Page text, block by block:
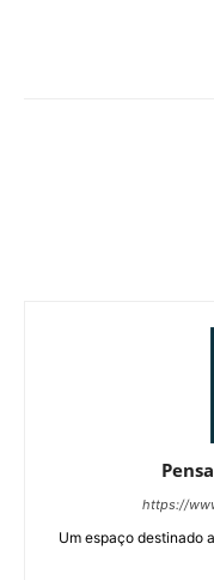
https://
Um espaço destinado